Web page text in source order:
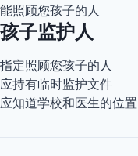
能照顾您孩子的人
孩子监护人
指定照顾您孩子的人
应持有临时监护文件
应知道学校和医生的位置